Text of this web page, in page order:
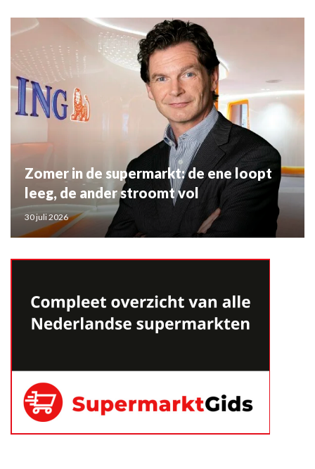
Zomer in de supermarkt: de ene loopt
leeg, de ander stroomt vol
30 juli 2026